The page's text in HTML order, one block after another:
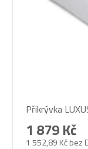
hodnocení
produktu
je
Přikrývka
1 552,89 Kč bez
1 879 Kč